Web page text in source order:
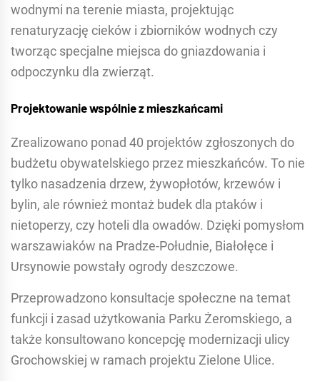
wodnymi na terenie miasta, projektując
renaturyzację cieków i zbiorników wodnych czy
tworząc specjalne miejsca do gniazdowania i
odpoczynku dla zwierząt.
Projektowanie wspólnie z mieszkańcami
Zrealizowano ponad 40 projektów zgłoszonych do
budżetu obywatelskiego przez mieszkańców. To nie
tylko nasadzenia drzew, żywopłotów, krzewów i
bylin, ale również montaż budek dla ptaków i
nietoperzy, czy hoteli dla owadów. Dzięki pomysłom
warszawiaków na Pradze-Południe, Białołęce i
Ursynowie powstały ogrody deszczowe.
Przeprowadzono konsultacje społeczne na temat
funkcji i zasad użytkowania Parku Żeromskiego, a
także konsultowano koncepcję modernizacji ulicy
Grochowskiej w ramach projektu Zielone Ulice.